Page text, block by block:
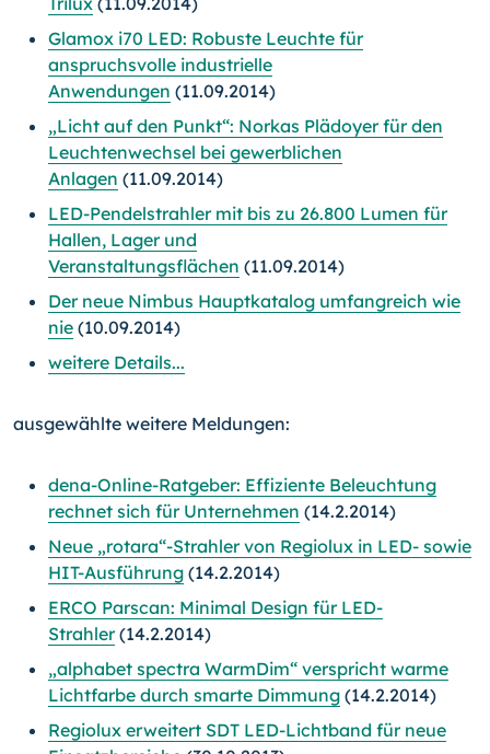
Glamox i70 LED: Robuste Leuchte für
anspruchsvolle industrielle
Anwendungen (11.09.2014)
„Licht auf den Punkt“: Norkas Plädoyer für den
Leuchtenwechsel bei gewerblichen
Anlagen (11.09.2014)
LED-Pendelstrahler mit bis zu 26.800 Lumen für
Hallen, Lager und
Veranstaltungsflächen (11.09.2014)
Der neue Nimbus Hauptkatalog umfangreich wie
nie (10.09.2014)
weitere Details...
ausgewählte weitere Meldungen:
dena-Online-Ratgeber: Effiziente Beleuchtung
rechnet sich für Unternehmen (14.2.2014)
Neue „rotara“-Strahler von Regiolux in LED- sowie
HIT-Ausführung (14.2.2014)
ERCO Parscan: Minimal Design für LED-
Strahler(14.2.2014)
„alphabet spectra WarmDim“ verspricht warme
Lichtfarbe durch smarte Dimmung (14.2.2014)
Regiolux erweitert SDT LED-Lichtband für neue